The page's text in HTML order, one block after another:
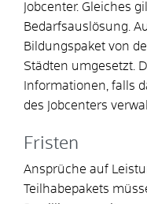
Jobcenter. Gleiches
Bedarfsauslösung.
Bildungspaket von
Städten umgesetzt.
Informationen, falls
des Jobcenters
Fristen
Ansprüche auf
Teilhabepakets